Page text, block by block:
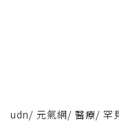
udn/ 元氣網/ 醫療/ 罕